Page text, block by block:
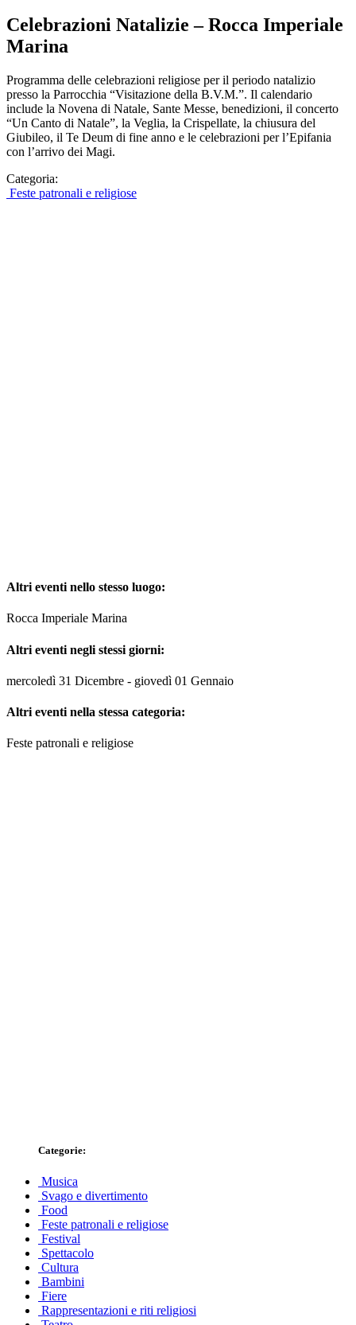
Celebrazioni Natalizie – Rocca Imperiale
Marina
Programma delle celebrazioni religiose per il periodo natalizio
presso la Parrocchia “Visitazione della B.V.M.”. Il calendario
include la Novena di Natale, Sante Messe, benedizioni, il concerto
“Un Canto di Natale”, la Veglia, la Crispellate, la chiusura del
Giubileo, il Te Deum di fine anno e le celebrazioni per l’Epifania
con l’arrivo dei Magi.
Categoria:
Feste patronali e religiose
Altri eventi nello stesso luogo:
Rocca Imperiale Marina
Altri eventi negli stessi giorni:
mercoledì 31 Dicembre - giovedì 01 Gennaio
Altri eventi nella stessa categoria:
Feste patronali e religiose
Categorie:
Musica
Svago e divertimento
Food
Feste patronali e religiose
Festival
Spettacolo
Cultura
Bambini
Fiere
Rappresentazioni e riti religiosi